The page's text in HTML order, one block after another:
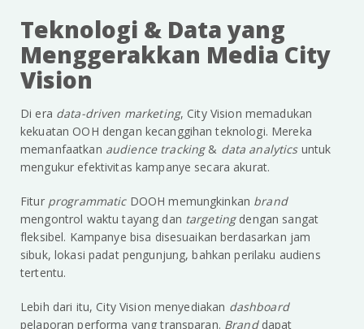
Teknologi & Data yang
Menggerakkan Media City
Vision
Di era data-driven marketing, City Vision memadukan
kekuatan OOH dengan kecanggihan teknologi. Mereka
memanfaatkan audience tracking& data analyticsuntuk
mengukur efektivitas kampanye secara akurat.
Fitur programmatic DOOH memungkinkan brand
mengontrol waktu tayang dan targeting dengan sangat
fleksibel. Kampanye bisa disesuaikan berdasarkan jam
sibuk, lokasi padat pengunjung, bahkan perilaku audiens
tertentu.
Lebih dari itu, City Vision menyediakan dashboard
pelaporan performa yang transparan. Brand dapat